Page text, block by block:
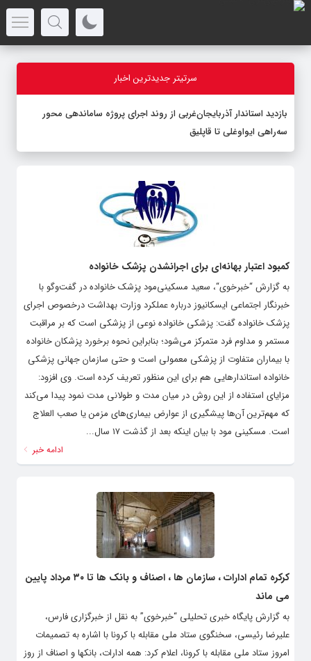
سرتیتر جدیدترین اخبار
بازدید استاندار آذربایجان‌غربی از روند اجرای پروژه ساماندهی محور
سه‌راهی ایواوغلی تا قاپلیق
کمبود اعتبار بهانه‌ای برای اجرانشدن پزشک خانواده
به گزارش “خبرخوی“، سعید مسکینی‌مود پزشک خانواده در گفت‌وگو با
خبرنگار اجتماعی ایسکانیوز درباره عملکرد وزارت بهداشت درخصوص اجرای
پزشک خانواده گفت: پزشکی خانواده نوعی از پزشکی است که بر مراقبت
مستمر و مداوم فرد متمرکز می‌شود؛ بنابراین نحوه برخورد پزشکان خانواده
با بیماران متفاوت از پزشکی معمولی است و حتی سازمان جهانی پزشکی
خانواده استاندارهایی هم برای این منظور تعریف کرده است. وی افزود:
مزایای استفاده از این روش در میان مدت و طولانی مدت نمود پیدا می‌کند
که مهم‌ترین آن‌ها پیشگیری از عوارض بیماری‌های مزمن یا صعب العلاج
است. مسکینی مود با بیان اینکه بعد از گذشت ۱۷ سال...
ادامه خبر
کرکره تمام ادارات ، سازمان ها ، اصناف و بانک ها تا ۳۰ مرداد پایین
می ماند
به گزارش پایگاه خبری تحلیلی “خبرخوی” به نقل از خبرگزاری فارس،
علیرضا رئیسی، سخنگوی ستاد ملی مقابله با کرونا با اشاره به تصمیمات
امروز ستاد ملی مقابله با کرونا، اعلام کرد: همه ادارات، بانکها و اصناف از روز